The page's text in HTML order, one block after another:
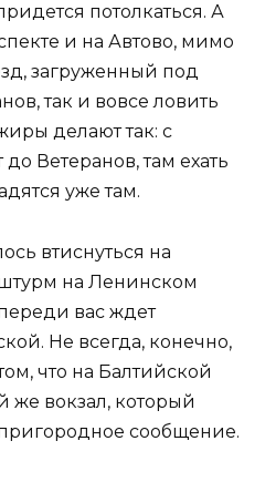
потолкаться. А
и на Автово, мимо
загруженный под
так и вовсе ловить
делают так: с
Ветеранов, там ехать
уже там.
втиснуться на
на Ленинском
вас ждет
Не всегда, конечно,
что на Балтийской
же вокзал, который
сообщение.